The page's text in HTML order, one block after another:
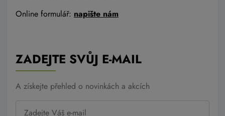
Online formulář: napište nám
ZADEJTE SVŮJ E-MAIL
A získejte přehled o novinkách a akcích